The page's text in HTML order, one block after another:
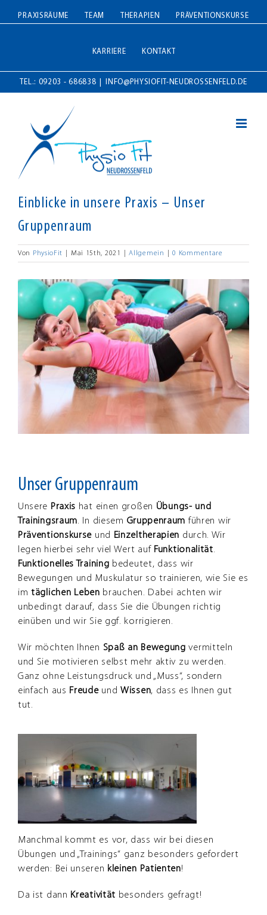
Inhalt
PRAXISRÄUME TEAM THERAPIEN PRÄVENTIONSKURSE
KARRIERE KONTAKT
TEL.: 09203 - 686838 INFO@PHYSIOFIT-NEUDROSSENFELD.DE
Einblicke in unsere Praxis – Unser
Gruppenraum
Von PhysioFit Mai 15th, 2021 Allgemein 0 Kommentare
Zeige
grösseres
Bild
Unser Gruppenraum
Unsere Praxis hat einen großen Übungs- und
Trainingsraum. In diesem Gruppenraum führen wir
Präventionskurse und Einzeltherapien durch. Wir
legen hierbei sehr viel Wert auf Funktionalität.
Funktionelles Training bedeutet, dass wir
Bewegungen und Muskulatur so trainieren, wie Sie es
imtäglichen Leben brauchen. Dabei achten wir
unbedingt darauf, dass Sie die Übungen richtig
einüben und wir Sie ggf. korrigieren.
Wir möchten Ihnen Spaß an Bewegung vermitteln
und Sie motivieren selbst mehr aktiv zu werden.
Ganz ohne Leistungsdruck und „Muss“, sondern
einfach aus FreudeundWissen, dass es Ihnen gut
tut.
Manchmal kommt es vor, dass wir bei diesen
Übungen und „Trainings“ ganz besonders gefordert
werden: Bei unseren kleinen Patienten!
Da ist dann Kreativität besonders gefragt!